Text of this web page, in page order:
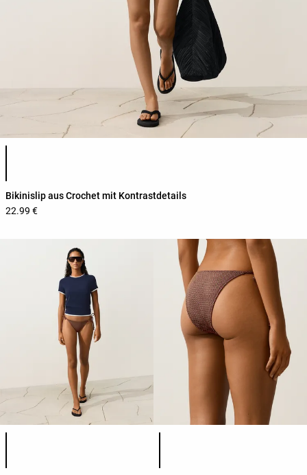
Bikinislip aus Crochet mit Kontrastdetails
22.99 €